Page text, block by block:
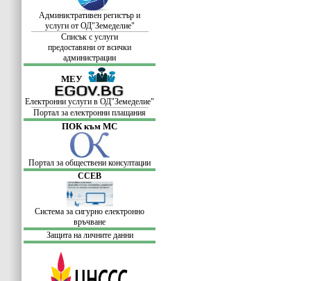
Административен регистър и
услуги от ОД"Земеделие"
Списък с услуги
предоставяни от всички
администрации
МЕУ
Електронни услуги в ОД"Земеделие"
Портал за електронни плащания
ПОК към МС
Портал за обществени консултации
ССЕВ
Система за сигурно електронно
връчване
Защита на личните данни